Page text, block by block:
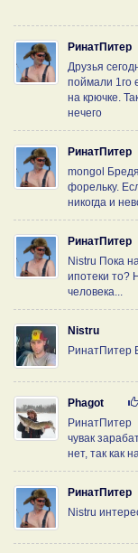
РинатПитер
Друзья
поймали 1го
на крючке.
нечего
РинатПитер
mongol
форельку.
никогда и
РинатПитер
Nistru Пока
ипотеки то?
человека...
Nistru
РинатПитер
Phagot
РинатПитер
чувак
нет, так как
РинатПитер
Nistru